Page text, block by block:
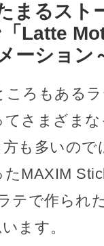
まるスト
Latte
ーション
ろもある
さまざま
も多いの
MAXIM
テで作られ
ます。